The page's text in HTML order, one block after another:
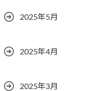
2025年5月
2025年4月
2025年3月